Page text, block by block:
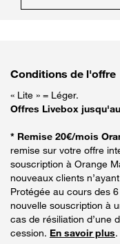
Conditions de l'offre
« Lite » = Léger.
Offres Livebox
* Remise 20€/mois
remise sur votre offre
souscription à Orange
nouveaux clients
Protégée au cours des
nouvelle souscription à
cas de résiliation d’une
cession. En savoir plus.